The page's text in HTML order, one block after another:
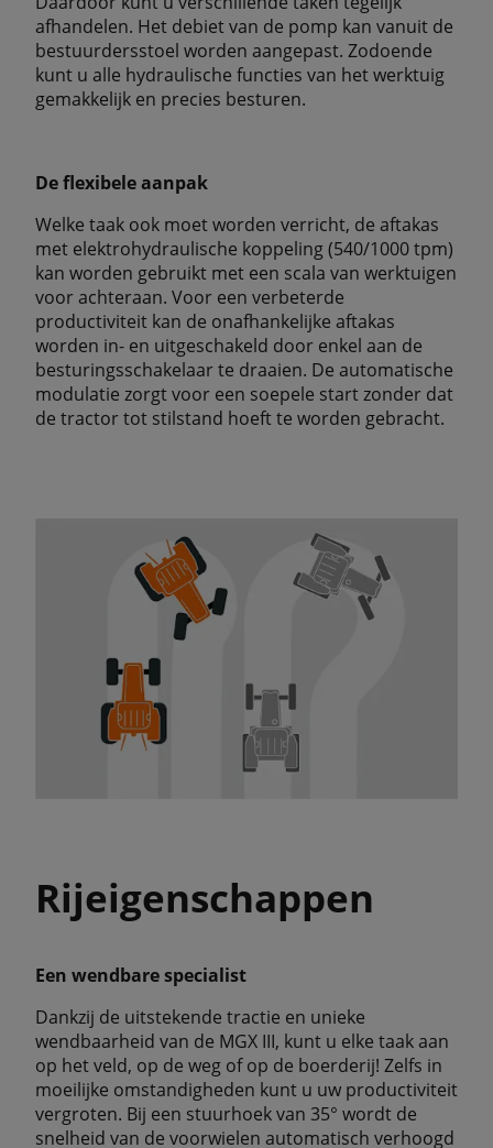
afhandelen. Het debiet van de pomp kan vanuit de
bestuurdersstoel worden aangepast. Zodoende
kunt u alle hydraulische functies van het werktuig
gemakkelijk en precies besturen.
De flexibele aanpak
Welke taak ook moet worden verricht, de aftakas
met elektrohydraulische koppeling (540/1000 tpm)
kan worden gebruikt met een scala van werktuigen
voor achteraan. Voor een verbeterde
productiviteit kan de onafhankelijke aftakas
worden in- en uitgeschakeld door enkel aan de
besturingsschakelaar te draaien. De automatische
modulatie zorgt voor een soepele start zonder dat
de tractor tot stilstand hoeft te worden gebracht.
Rijeigenschappen
Een wendbare specialist
Dankzij de uitstekende tractie en unieke
wendbaarheid van de MGX III, kunt u elke taak aan
op het veld, op de weg of op de boerderij! Zelfs in
moeilijke omstandigheden kunt u uw productiviteit
vergroten. Bij een stuurhoek van 35° wordt de
snelheid van de voorwielen automatisch verhoogd